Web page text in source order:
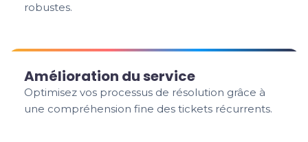
robustes.
Amélioration du service
Optimisez vos processus de résolution grâce à
une compréhension fine des tickets récurrents.